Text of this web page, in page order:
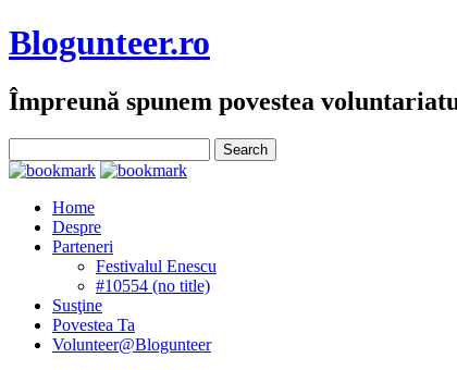
Blogunteer.ro
Împreună spunem povestea
Home
Despre
Parteneri
Festivalul Enescu
#10554 (no title)
Susţine
Povestea Ta
Volunteer@Blogunteer